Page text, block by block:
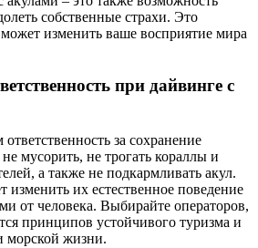
собственные страхи. Это
изменить ваше восприятие мира
при дайвинге с
за сохранение
мусорить, не трогать кораллы и
а также не подкармливать акул.
их естественное поведение
от человека. Выбирайте операторов,
принципов устойчивого туризма и
морской жизни.